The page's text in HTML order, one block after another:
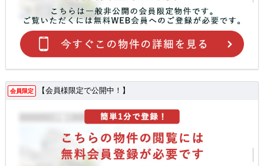
会員限定 【会員様限定で公開中！】